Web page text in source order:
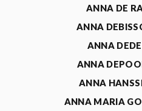
ANNA DE
ANNA
ANNA
ANNA
ANNA
ANNA MARIA